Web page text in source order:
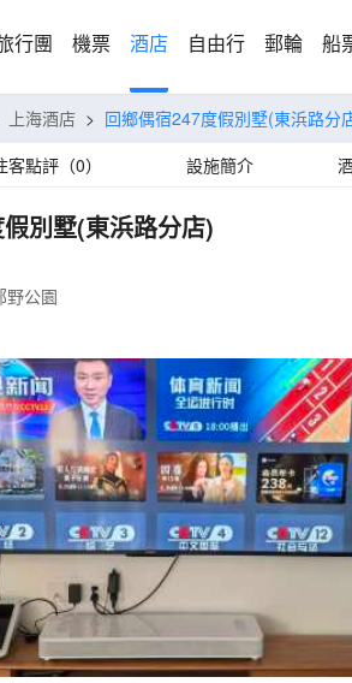
行團 機票 酒店 自由行 郵輪 船
上海酒店 > 回鄉偶宿247度假別墅(東浜路分
客點評（0） 設施簡介
別墅(東浜路分店)
野公園